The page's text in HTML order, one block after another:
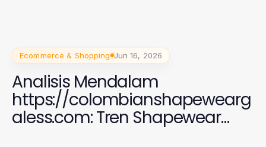
Ecommerce & Shopping Jun 16, 2026
Analisis Mendalam
https://colombianshapewearg
aless.com: Tren Shapewear